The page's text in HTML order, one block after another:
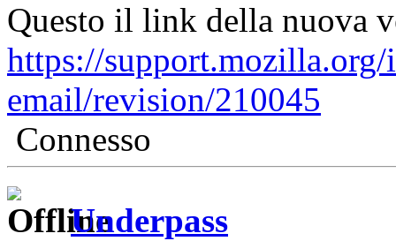
Questo il link della nuova
https://
email/revision/210045
Connesso
Underpass